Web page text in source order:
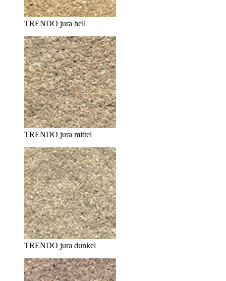
TRENDO jura hell
TRENDO jura mittel
TRENDO jura dunkel